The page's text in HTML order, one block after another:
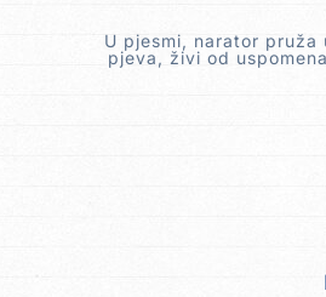
U pjesmi, narator
pjeva, živi od